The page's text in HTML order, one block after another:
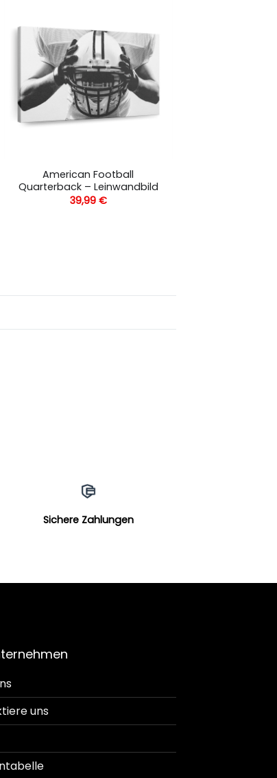
American Football
Quarterback – Leinwandbild
39,99 €
Sichere Zahlungen
uns